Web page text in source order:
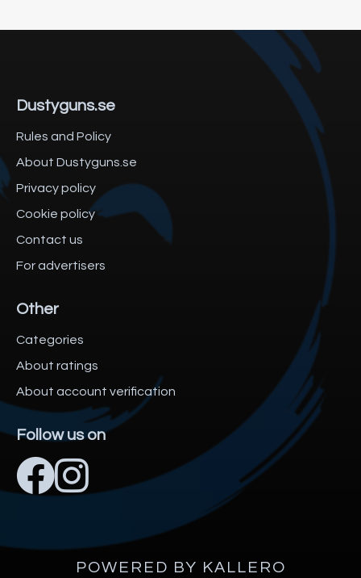
Dustyguns.se
Rules and Policy
About Dustyguns.se
Privacy policy
Cookie policy
Contact us
For advertisers
Other
Categories
About ratings
About account verification
Follow us on
POWERED BY KALLERO